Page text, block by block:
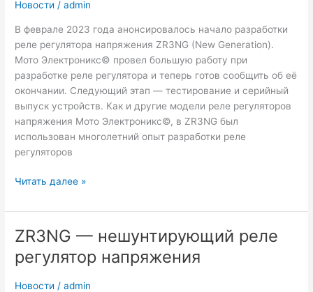
Новости /admin
В феврале 2023 года анонсировалось начало разработки
реле регулятора напряжения ZR3NG (New Generation).
Мото Электроникс© провел большую работу при
разработке реле регулятора и теперь готов сообщить об её
окончании. Следующий этап — тестирование и серийный
выпуск устройств. Как и другие модели реле регуляторов
напряжения Мото Электроникс©, в ZR3NG был
использован многолетний опыт разработки реле
регуляторов
Реле
напряжения
ZR3NG
—
завершение
Читать далее »
ZR3NG — нешунтирующий реле
регулятор напряжения
Новости /admin